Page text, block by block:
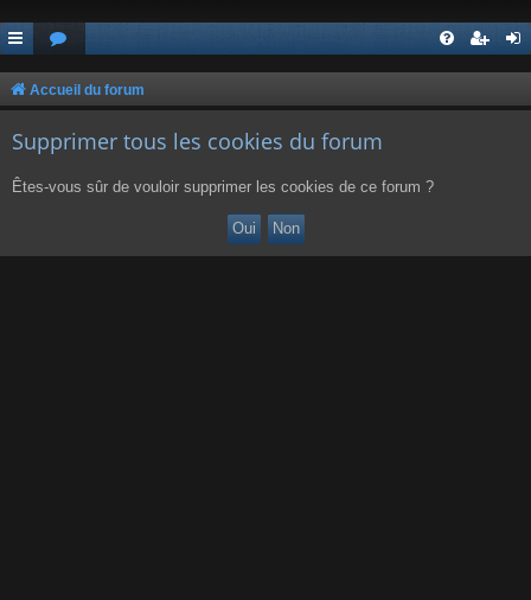
Accueil du forum
Supprimer tous les cookies du forum
Êtes-vous sûr de vouloir supprimer les cookies de ce forum ?